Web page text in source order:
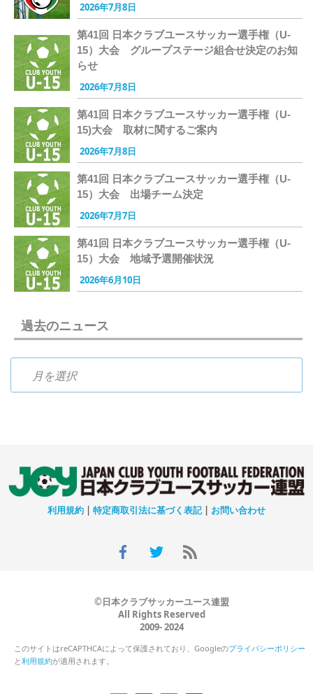
2026年7月8日
第41回 日本クラブユースサッカー選手権（U-
15）大会 グループステージ組合せ決定のお知
らせ
2026年7月8日
第41回 日本クラブユースサッカー選手権（U-
15)大会 取材に関するご案内
2026年7月8日
第41回 日本クラブユースサッカー選手権（U-
15）大会 出場チーム決定
2026年7月7日
第41回 日本クラブユースサッカー選手権（U-
15）大会 地域予選開催状況
2026年6月10日
過去のニュース
利用規約 | 特定商取引法に基づく表記| お問い合わせ
©日本クラブサッカーユース連盟
All Rights Reserved
2009- 2024
このサイトはreCAPTHCAによって保護されており、Googleのプライバシーポリシー
と利用規約が適用されます。